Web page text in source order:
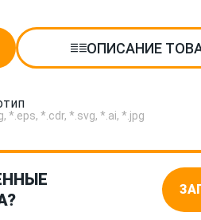
ОПИСАНИЕ
*.eps, *.cdr, *.svg, *.ai, *.jpg